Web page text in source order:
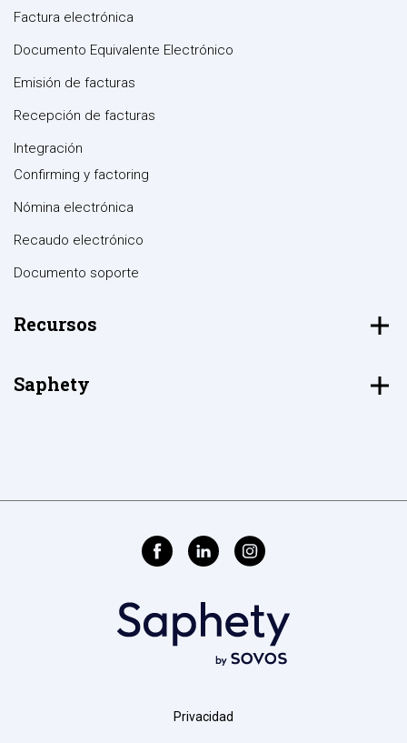
Factura electrónica
Documento Equivalente Electrónico
Emisión de facturas
Recepción de facturas
Integración
Confirming y factoring
Nómina electrónica
Recaudo electrónico
Documento soporte
Recursos
Saphety
Privacidad